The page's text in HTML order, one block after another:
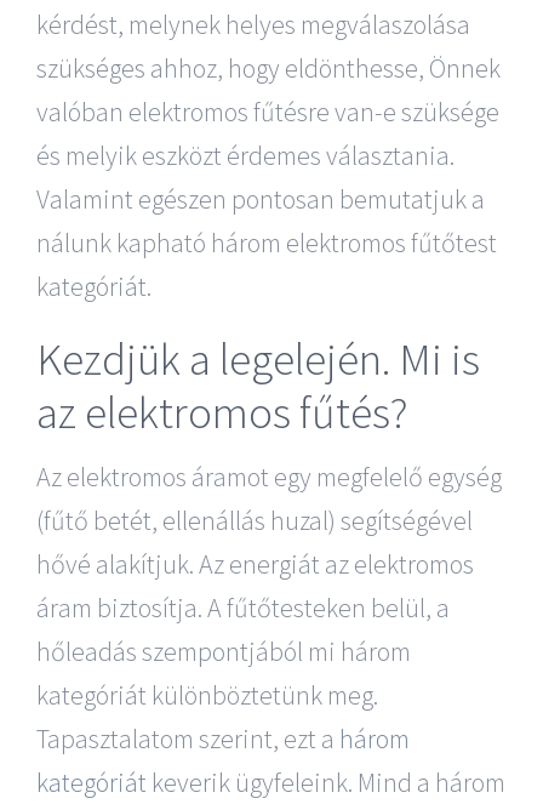
kérdést, melynek helyes megválaszolása
szükséges ahhoz, hogy eldönthesse, Önnek
valóban elektromos fűtésre van-e szüksége
és melyik eszközt érdemes választania.
Valamint egészen pontosan bemutatjuk a
nálunk kapható három elektromos fűtőtest
kategóriát.
Kezdjük a legelején. Mi is
az elektromos fűtés?
Az elektromos áramot egy megfelelő egység
(fűtő betét, ellenállás huzal) segítségével
hővé alakítjuk. Az energiát az elektromos
áram biztosítja. A fűtőtesteken belül, a
hőleadás szempontjából mi három
kategóriát különböztetünk meg.
Tapasztalatom szerint, ezt a három
kategóriát keverik ügyfeleink. Mind a három